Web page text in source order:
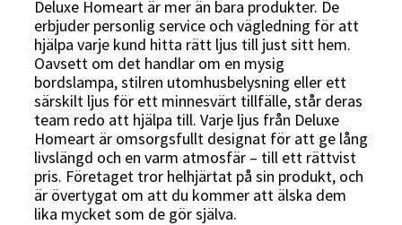
Deluxe Homeart är mer än bara produkter. De
erbjuder personlig service och vägledning för att
hjälpa varje kund hitta rätt ljus till just sitt hem.
Oavsett om det handlar om en mysig
bordslampa, stilren utomhusbelysning eller ett
särskilt ljus för ett minnesvärt tillfälle, står deras
team redo att hjälpa till. Varje ljus från Deluxe
Homeart är omsorgsfullt designat för att ge lång
livslängd och en varm atmosfär – till ett rättvist
pris. Företaget tror helhjärtat på sin produkt, och
är övertygat om att du kommer att älska dem
lika mycket som de gör själva.